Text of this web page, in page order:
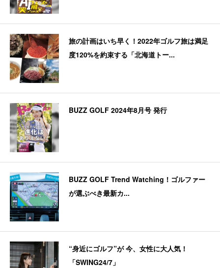
旅の計画はいち早く！2022年ゴルフ旅は満足
度120%を約束する「北海道トー...
BUZZ GOLF 2024年8月号 発行
BUZZ GOLF Trend Watching！ゴルファー
が選ぶべき最新カ...
“身近にゴルフ”が 今、女性に大人気！
「SWING24/7」